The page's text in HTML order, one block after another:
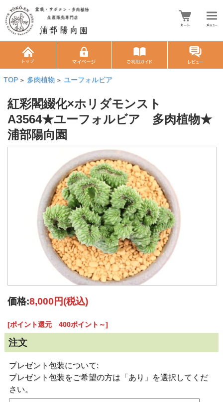
TOP > 多肉植物 > ユーフォルビア
紅彩閣綴化×ホリダモンスト
A3564★ユーフォルビア 多肉植物★
浦部陽向園
価格:8,000円(税込)
[ポイント還元 400ポイント～]
注文
プレゼント包装について:
プレゼント包装をご希望の方は「あり」を選択してくだ
さい。